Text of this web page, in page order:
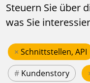
Steuern Sie über
was Sie
× Schnittstellen, API
# Kundenstory